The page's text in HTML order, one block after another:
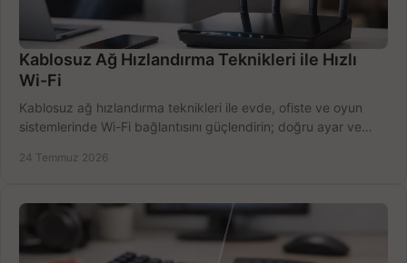
Kablosuz Ağ Hızlandırma Teknikleri ile Hızlı
Wi-Fi
Kablosuz ağ hızlandırma teknikleri ile evde, ofiste ve oyun
sistemlerinde Wi-Fi bağlantısını güçlendirin; doğru ayar ve
24 Temmuz 2026